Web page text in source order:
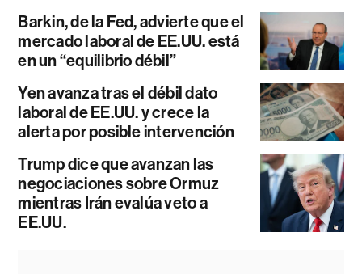
Barkin, de la Fed, advierte que el
mercado laboral de EE.UU. está
en un “equilibrio débil”
Yen avanza tras el débil dato
laboral de EE.UU. y crece la
alerta por posible intervención
Trump dice que avanzan las
negociaciones sobre Ormuz
mientras Irán evalúa veto a
EE.UU.